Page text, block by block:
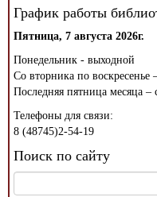
График работы
Пятница, 7 августа 2026г.
Понедельник - выходной
Со вторника по воскресенье
Последняя пятница месяца –
Телефоны для связи:
8 (48745)2-54-19
Поиск по сайту